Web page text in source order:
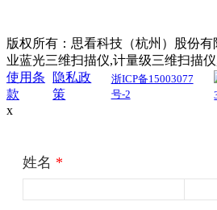
版权所有：思看科技（杭州）股份
业蓝光三维扫描仪,计量级三维扫描
使用条
款
隐私政
策
浙ICP备15003077
号-2
x
姓名 *